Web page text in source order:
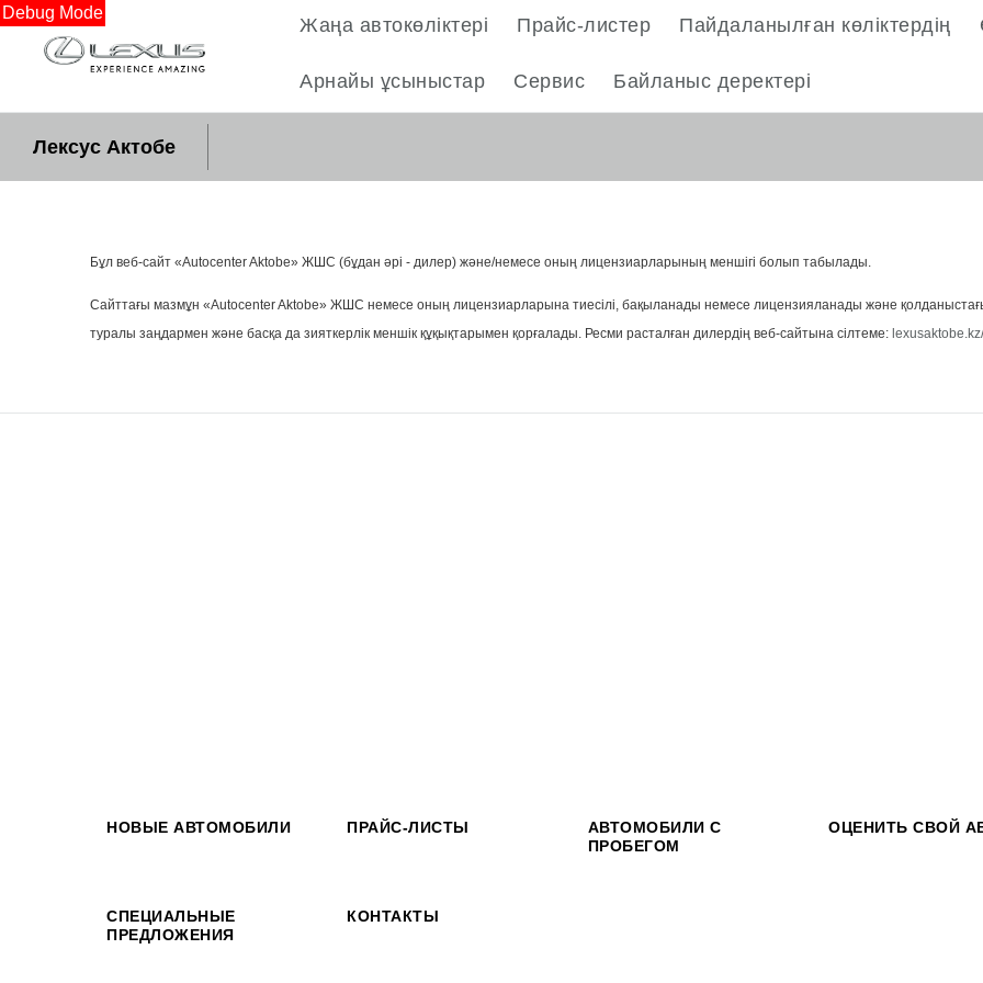
Debug Mode
Лексус Актобе
Жаңа автокөліктері Прайс-листер Пайдаланылған көліктердің
Арнайы ұсыныстар Сервис Байланыс деректері
Бұл веб-сайт «Autocenter Aktobe» ЖШС (бұдан әрі - дилер) және/немесе оның лицензиарларының меншігі болып табылады.
Сайттағы мазмұн «Autocenter Aktobe» ЖШС немесе оның лицензиарларына тиесілі, бақыланады немесе лицензияланады және қолданыстағы
туралы заңдармен және басқа да зияткерлік меншік құқықтарымен қорғалады. Ресми расталған дилердің веб-сайтына сілтеме: lexusaktobe.kz/
НОВЫЕ АВТОМОБИЛИ ПРАЙС-ЛИСТЫ
АВТОМОБИЛИ С
ПРОБЕГОМ
ОЦЕНИТЬ СВОЙ
СПЕЦИАЛЬНЫЕ
ПРЕДЛОЖЕНИЯ
КОНТАКТЫ